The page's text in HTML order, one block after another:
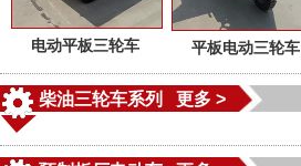
电动平板三轮车 平板电动三轮车
柴油三轮车系列 更多 >